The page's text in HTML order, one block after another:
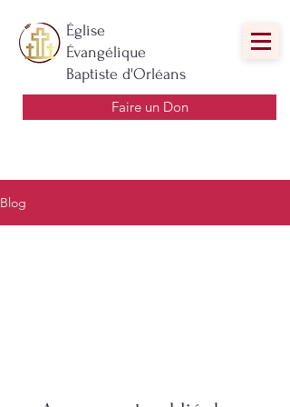
Église
Évangélique
Baptiste d'Orléans
Faire un Don
Blog